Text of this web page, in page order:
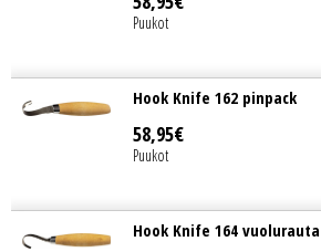
Puukot
Hook Knife 162 pinpack
58,95€
Puukot
Hook Knife 164 vuolurauta